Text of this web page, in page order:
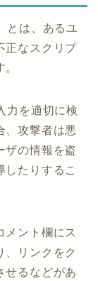
とは、あるユ
正なスクリプ
力を適切に検
、攻撃者は悪
ザの情報を盗
したりするこ
メント欄にス
、リンクをク
せるなどがあ